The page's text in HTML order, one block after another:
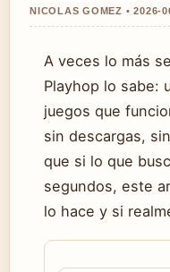
NICOLAS GOMEZ • 2026-
A veces lo más
Playhop lo sabe:
juegos que
sin descargas,
que si lo que
segundos, este
lo hace y si